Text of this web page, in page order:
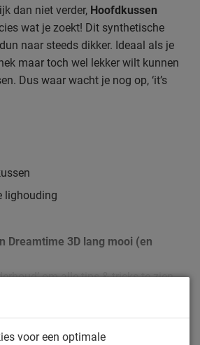
dan niet verder, Hoofdkussen
wat je zoekt! Dit synthetische
naar steeds dikker. Ideaal als je
maar toch wel lekker wilt kunnen
Dus waar wacht je nog op, ‘it’s
lighouding
Dreamtime 3D lang mooi (en
om alle tips & tricks te zien.
voor een optimale